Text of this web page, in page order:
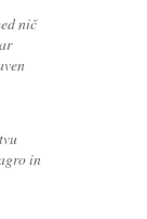
nič
in